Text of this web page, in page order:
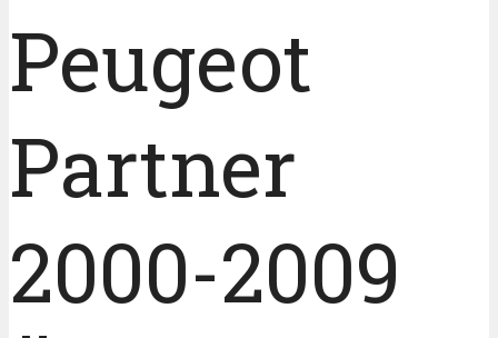
Peugeot
Partner
2000-2009